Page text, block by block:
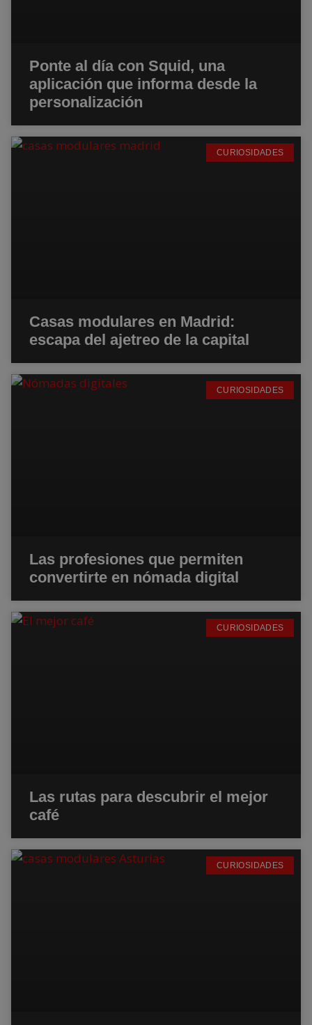
Ponte al día con Squid, una
aplicación que informa desde la
personalización
CURIOSIDADES
Casas modulares en Madrid:
escapa del ajetreo de la capital
CURIOSIDADES
Las profesiones que permiten
convertirte en nómada digital
CURIOSIDADES
Las rutas para descubrir el mejor
café
CURIOSIDADES